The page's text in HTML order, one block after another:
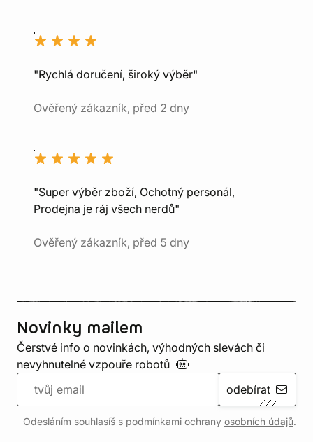
"Rychlá doručení, široký výběr"
Ověřený zákazník, před 2 dny
"Super výběr zboží, Ochotný personál,
Prodejna je ráj všech nerdů"
Ověřený zákazník, před 5 dny
Novinky mailem
Čerstvé info o novinkách, výhodných slevách či
nevyhnutelné vzpouře robotů
odebírat
Odesláním souhlasíš s podmínkami ochrany osobních údajů.